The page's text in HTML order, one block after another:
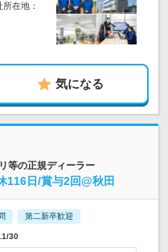
在地：
気になる
等の正規ディーラー
116日/賞与2回@秋田
第二新卒歓迎
30